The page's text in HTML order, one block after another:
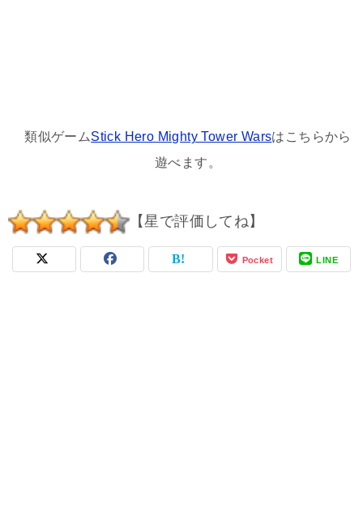
類似ゲームStick Hero Mighty Tower Warsはこちらから
遊べます。
【星で評価してね】
Pocket LINE